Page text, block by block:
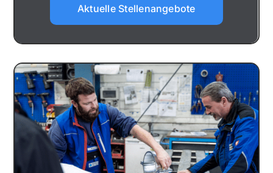
Aktuelle Stellenangebote